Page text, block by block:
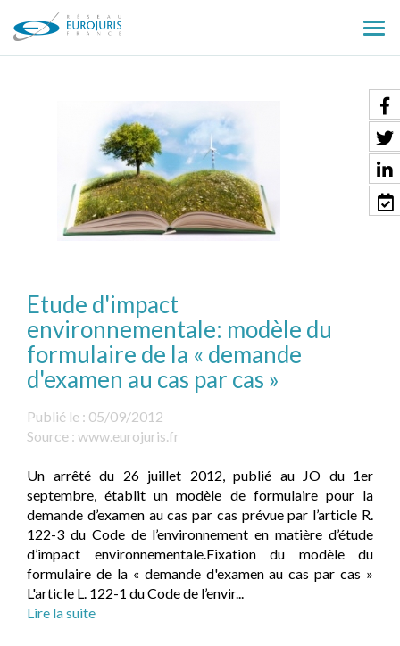
le
Etude d'impact
environnementale: modèle du
formulaire de la « demande
d'examen au cas par cas »
Publié le : 05/09/2012
Source : www.eurojuris.fr
Un arrêté du 26 juillet 2012, publié au JO du 1er
septembre, établit un modèle de formulaire pour la
demande d’examen au cas par cas prévue par l’article R.
122-3 du Code de l’environnement en matière d’étude
d’impact environnementale.Fixation du modèle du
formulaire de la « demande d'examen au cas par cas »
L'article L. 122-1 du Code de l’envir...
Lire la suite